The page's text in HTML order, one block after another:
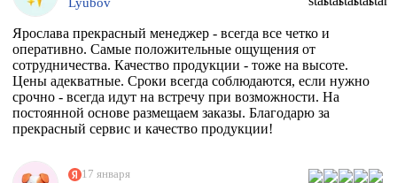
Ярослава прекрасный менеджер - всегда все четко и
оперативно. Самые положительные ощущения от
сотрудничества. Качество продукции - тоже на высоте.
Цены адекватные. Сроки всегда соблюдаются, если нужно
срочно - всегда идут на встречу при возможности. На
постоянной основе размещаем заказы. Благодарю за
прекрасный сервис и качество продукции!
17 января